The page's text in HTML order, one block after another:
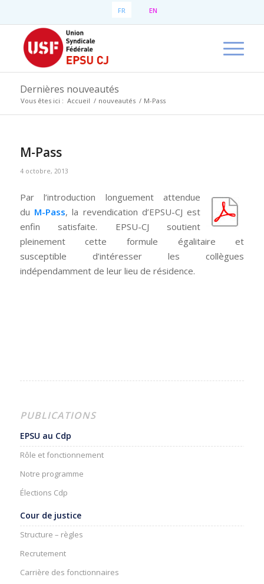
FR EN
Dernières nouveautés
Vous êtes ici : Accueil / nouveautés / M-Pass
M-Pass
4 octobre, 2013
Par l’introduction longuement attendue
du M-Pass, la revendication d’EPSU-CJ est
enfin satisfaite. EPSU-CJ soutient
pleinement cette formule égalitaire et
susceptible d’intéresser les collègues
indépendamment de leur lieu de résidence.
PUBLICATIONS
EPSU au Cdp
Rôle et fonctionnement
Notre programme
Élections Cdp
Cour de justice
Structure – règles
Recrutement
Carrière des fonctionnaires